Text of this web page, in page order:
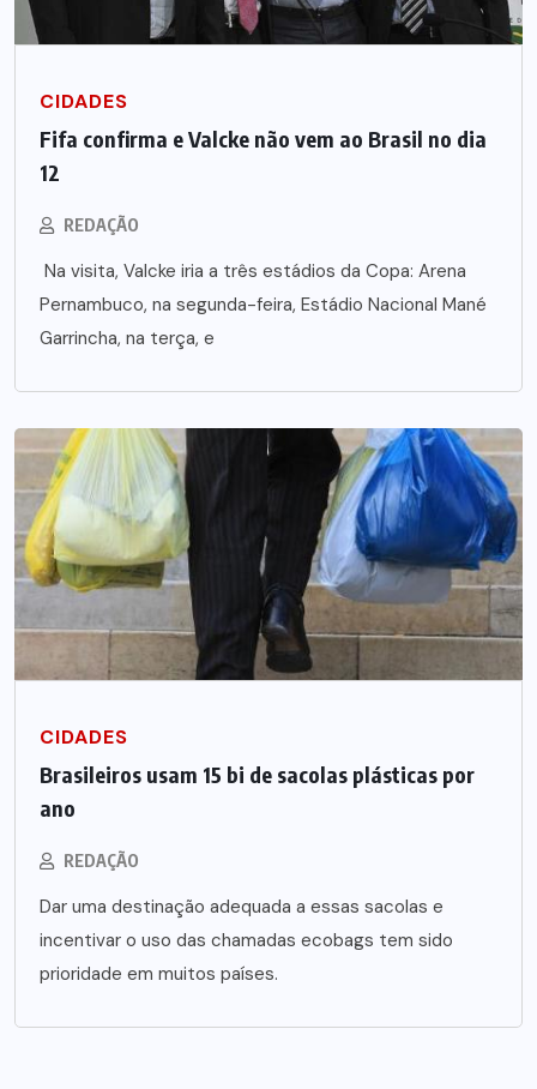
CIDADES
Fifa confirma e Valcke não vem ao Brasil no dia
12
REDAÇÃO
Na visita, Valcke iria a três estádios da Copa: Arena
Pernambuco, na segunda-feira, Estádio Nacional Mané
Garrincha, na terça, e
CIDADES
Brasileiros usam 15 bi de sacolas plásticas por
ano
REDAÇÃO
Dar uma destinação adequada a essas sacolas e
incentivar o uso das chamadas ecobags tem sido
prioridade em muitos países.